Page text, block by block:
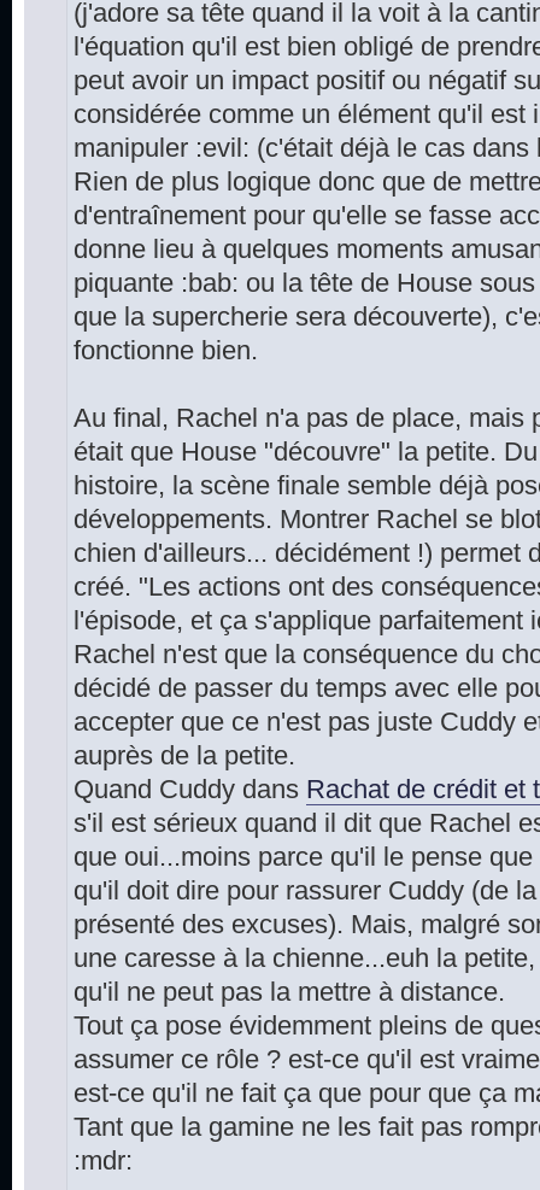
(j'adore sa tête quand il la voit à la
l'équation qu'il est bien obligé de
peut avoir un impact positif ou négatif
considérée comme un élément qu'il est
manipuler :evil: (c'était déjà le cas
Rien de plus logique donc que de
d'entraînement pour qu'elle se fasse
donne lieu à quelques moments
piquante :bab: ou la tête de House
que la supercherie sera découverte),
fonctionne bien.
Au final, Rachel n'a pas de place, mais
était que House "découvre" la petite.
histoire, la scène finale semble déjà
développements. Montrer Rachel se
chien d'ailleurs... décidément !) permet
créé. "Les actions ont des
l'épisode, et ça s'applique parfaitement
Rachel n'est que la conséquence du
décidé de passer du temps avec elle
accepter que ce n'est pas juste Cuddy
auprès de la petite.
Quand Cuddy dans Rachat de crédit et
s'il est sérieux quand il dit que Rachel
que oui...moins parce qu'il le pense
qu'il doit dire pour rassurer Cuddy (de
présenté des excuses). Mais, malgré
une caresse à la chienne...euh la
qu'il ne peut pas la mettre à distance.
Tout ça pose évidemment pleins de
assumer ce rôle ? est-ce qu'il est
est-ce qu'il ne fait ça que pour que ça
Tant que la gamine ne les fait pas
:mdr: